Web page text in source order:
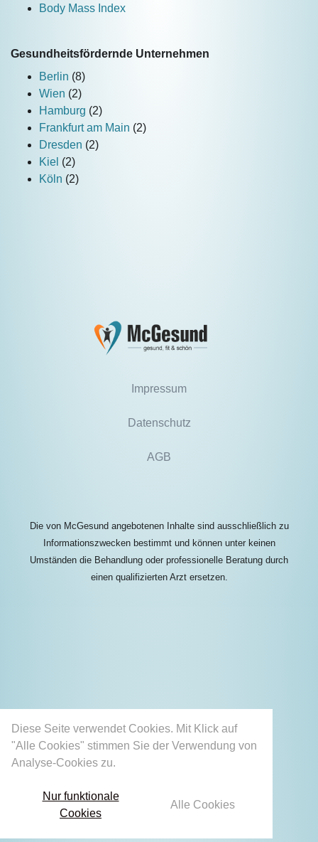
Diese Seite verwendet Cookies. Mit Klick auf
"Alle Cookies" stimmen Sie der Verwendung von
Analyse-Cookies zu.
Nur funktionale
Cookies
Alle Cookies
Body Mass Index
Gesundheitsfördernde Unternehmen
Berlin (8)
Wien (2)
Hamburg (2)
Frankfurt am Main (2)
Dresden (2)
Kiel (2)
Köln (2)
Impressum
Datenschutz
AGB
Die von McGesund angebotenen Inhalte sind ausschließlich zu
Informationszwecken bestimmt und können unter keinen
Umständen die Behandlung oder professionelle Beratung durch
einen qualifizierten Arzt ersetzen.